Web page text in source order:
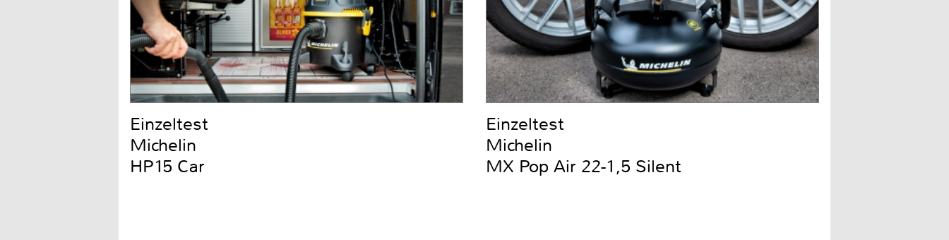
Einzeltest
Michelin
HP15 Car
Einzeltest
Michelin
MX Pop Air 22-1,5 Silent